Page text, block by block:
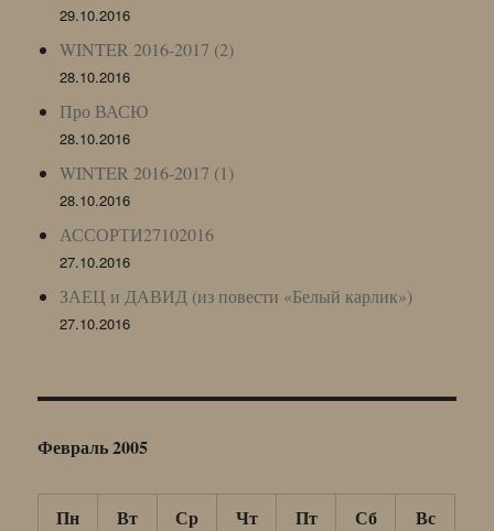
29.10.2016
WINTER 2016-2017 (2)
28.10.2016
Про ВАСЮ
28.10.2016
WINTER 2016-2017 (1)
28.10.2016
АССОРТИ27102016
27.10.2016
ЗАЕЦ и ДАВИД (из повести «Белый карлик»)
27.10.2016
Февраль 2005
Пн Вт Ср Чт Пт Сб
Вс